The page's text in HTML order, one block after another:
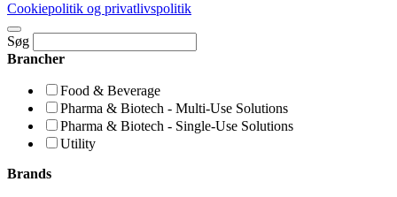
Cookiepolitik og privatlivspolitik
Søg
Brancher
Food & Beverage
Pharma & Biotech - Multi-Use Solutions
Pharma & Biotech - Single-Use Solutions
Utility
Brands